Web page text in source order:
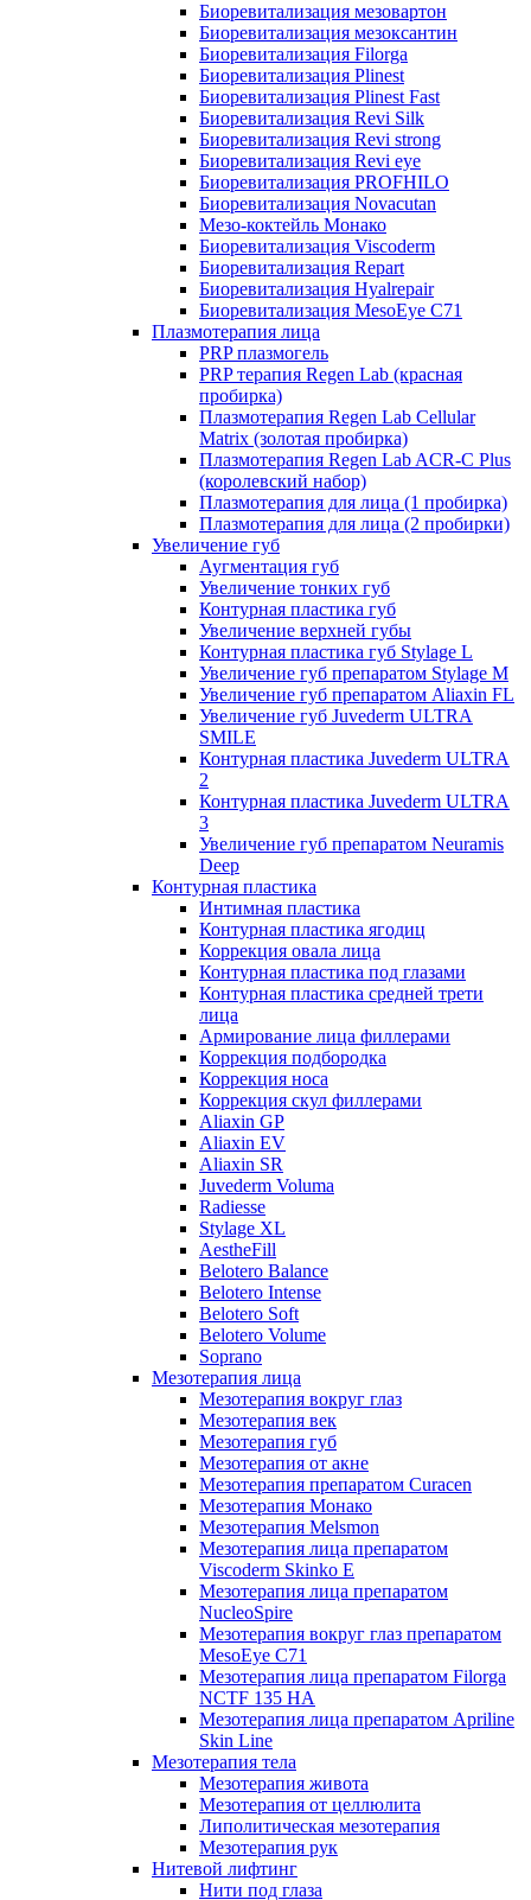
Биоревитализация мезовартон
Биоревитализация мезоксантин
Биоревитализация Filorga
Биоревитализация Plinest
Биоревитализация Plinest Fast
Биоревитализация Revi Silk
Биоревитализация Revi strong
Биоревитализация Revi eye
Биоревитализация PROFHILO
Биоревитализация Novacutan
Мезо-коктейль Монако
Биоревитализация Viscoderm
Биоревитализация Repart
Биоревитализация Hyalrepair
Биоревитализация MesoEye C71
Плазмотерапия лица
PRP плазмогель
PRP терапия Regen Lab (красная
пробирка)
Плазмотерапия Regen Lab Cellular
Matrix (золотая пробирка)
Плазмотерапия Regen Lab ACR-C Plus
(королевский набор)
Плазмотерапия для лица (1 пробирка)
Плазмотерапия для лица (2 пробирки)
Увеличение губ
Аугментация губ
Увеличение тонких губ
Контурная пластика губ
Увеличение верхней губы
Контурная пластика губ Stylage L
Увеличение губ препаратом Stylage M
Увеличение губ препаратом Aliaxin FL
Увеличение губ Juvederm ULTRA
SMILE
Контурная пластика Juvederm ULTRA
2
Контурная пластика Juvederm ULTRA
3
Увеличение губ препаратом Neuramis
Deep
Контурная пластика
Интимная пластика
Контурная пластика ягодиц
Коррекция овала лица
Контурная пластика под глазами
Контурная пластика средней трети
лица
Армирование лица филлерами
Коррекция подбородка
Коррекция носа
Коррекция скул филлерами
Aliaxin GP
Aliaxin EV
Aliaxin SR
Juvederm Voluma
Radiesse
Stylage XL
AestheFill
Belotero Balance
Belotero Intense
Belotero Soft
Belotero Volume
Soprano
Мезотерапия лица
Мезотерапия вокруг глаз
Мезотерапия век
Мезотерапия губ
Мезотерапия от акне
Мезотерапия препаратом Curacen
Мезотерапия Монако
Мезотерапия Melsmon
Мезотерапия лица препаратом
Viscoderm Skinko E
Мезотерапия лица препаратом
NucleoSpire
Мезотерапия вокруг глаз препаратом
MesoEye С71
Мезотерапия лица препаратом Filorga
NCTF 135 HA
Мезотерапия лица препаратом Apriline
Skin Line
Мезотерапия тела
Мезотерапия живота
Мезотерапия от целлюлита
Липолитическая мезотерапия
Мезотерапия рук
Нитевой лифтинг
Нити под глаза